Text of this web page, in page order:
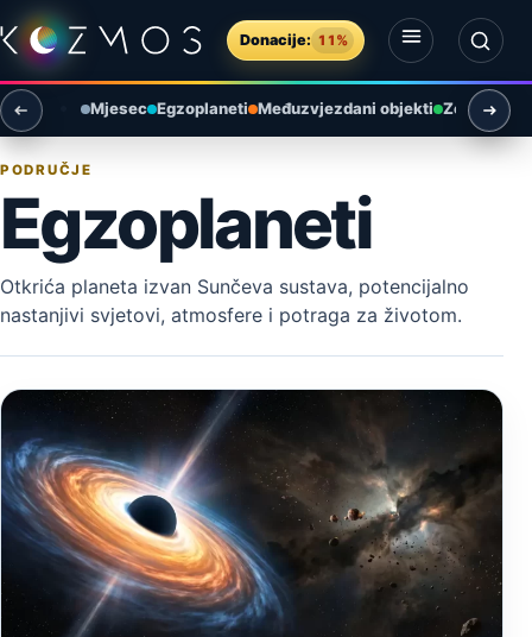
Preskoči na sadržaj
Donacije: 11%
Otvori izbornik
Otvori pretragu
Mjesec Egzoplaneti Međuzvjezdani objekti Zemlja i
PODRUČJE
Egzoplaneti
Otkrića planeta izvan Sunčeva sustava, potencijalno
nastanjivi svjetovi, atmosfere i potraga za životom.